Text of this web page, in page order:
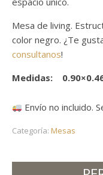
Mesa de living.
color negro. ¿Te
consultanos!
Medidas:
Envío no incluido.
Categoría: Mesas